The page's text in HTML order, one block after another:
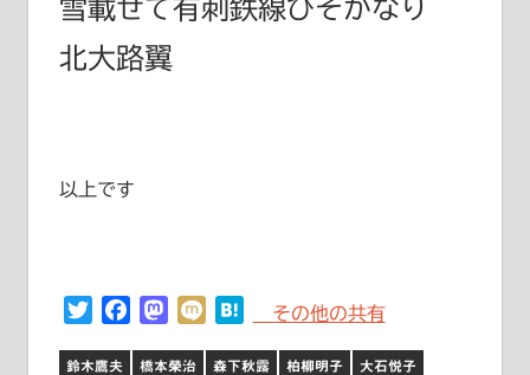
雪載せて有刺鉄線ひそかなり
北大路翼
以上です
TwitterFacebookMastodon
Mixi Hatena
その他の共有
鈴木鷹夫 橋本榮治 森下秋露 柏柳明子 大石悦子